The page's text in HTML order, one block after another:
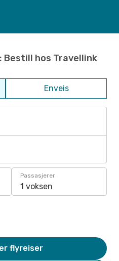
Bestill hos Travellink
Enveis
Passasjerer
1 voksen
flyreiser